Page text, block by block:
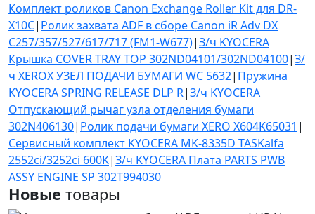
Комплект роликов Canon Exchange Roller Kit для DR-
X10C| Ролик захвата ADF в сборе Canon iR Adv DX
C257/357/527/617/717 (FM1-W677)|З/ч KYOCERA
Крышка COVER TRAY TOP 302ND04101/302ND04100|З/
ч XEROX УЗЕЛ ПОДАЧИ БУМАГИ WC 5632| Пружина
KYOCERA SPRING RELEASE DLP R|З/ч KYOCERA
Отпускающий рычаг узла отделения бумаги
302N406130| Ролик подачи бумаги XERO X604K65031 |
Сервисный комплект KYOCERA MK-8335D TASKalfa
2552ci/3252ci 600K|З/ч KYOCERA Плата PARTS PWB
ASSY ENGINE SP 302T994030
Новые товары